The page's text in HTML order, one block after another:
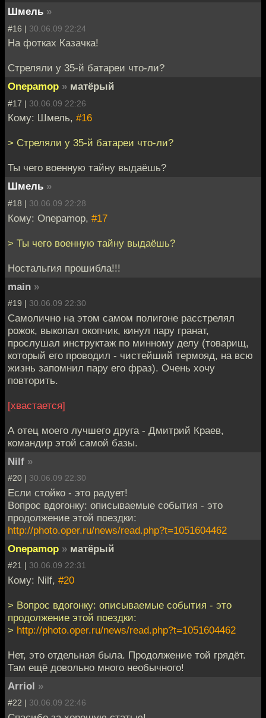
Шмель »
#16 | 30.06.09 22:24
На фотках Казачка!
Стреляли у 35-й батареи что-ли?
Onepamop » матёрый
#17 | 30.06.09 22:26
Кому: Шмель, #16
> Стреляли у 35-й батареи что-ли?
Ты чего военную тайну выдаёшь?
Шмель »
#18 | 30.06.09 22:28
Кому: Onepamop, #17
> Ты чего военную тайну выдаёшь?
Ностальгия прошибла!!!
main »
#19 | 30.06.09 22:30
Самолично на этом самом полигоне расстрелял
рожок, выкопал окопчик, кинул пару гранат,
прослушал инструктаж по минному делу (товарищ,
который его проводил - чистейший термояд, на всю
жизнь запомнил пару его фраз). Очень хочу
повторить.
[хвастается]
А отец моего лучшего друга - Дмитрий Краев,
командир этой самой базы.
Nilf »
#20 | 30.06.09 22:30
Если стойко - это радует!
Вопрос вдогонку: описываемые события - это
продолжение этой поездки:
http://photo.oper.ru/news/read.php?t=1051604462
Onepamop » матёрый
#21 | 30.06.09 22:31
Кому: Nilf, #20
> Вопрос вдогонку: описываемые события - это
продолжение этой поездки:
> http://photo.oper.ru/news/read.php?t=1051604462
Нет, это отдельная была. Продолжение той грядёт.
Там ещё довольно много необычного!
Arriol »
#22 | 30.06.09 22:46